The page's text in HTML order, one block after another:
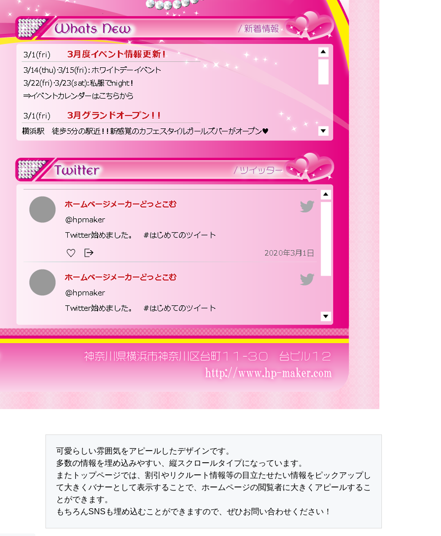
可愛らしい雰囲気をアピールしたデザインです。
多数の情報を埋め込みやすい、縦スクロールタイプになっています。
またトップページでは、割引やリクルート情報等の目立たせたい情報をピックアップし
て大きくバナーとして表示することで、ホームページの閲覧者に大きくアピールするこ
とができます。
もちろんSNSも埋め込むことができますので、ぜひお問い合わせください！